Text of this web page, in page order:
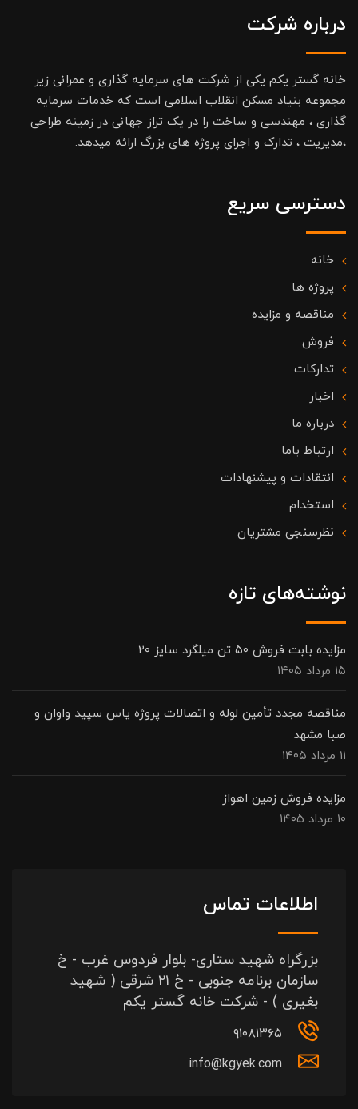
درباره شرکت
خانه گستر یکم یکی از شرکت های سرمایه گذاری و عمرانی زیر
مجموعه بنیاد مسکن انقلاب اسلامی است که خدمات سرمایه
گذاری ، مهندسی و ساخت را در یک تراز جهانی در زمینه طراحی
،مدیریت ، تدارک و اجرای پروژه های بزرگ ارائه میدهد.
دسترسی سریع
خانه
پروژه ها
مناقصه و مزایده
فروش
تدارکات
اخبار
درباره ما
ارتباط باما
انتقادات و پیشنهادات
استخدام
نظرسنجی مشتریان
نوشته‌های تازه
مزایده بابت فروش ۵۰ تن میلگرد سایز ۲۰
۱۵ مرداد ۱۴۰۵
مناقصه مجدد تأمین لوله و اتصالات پروژه یاس سپید واوان و
صبا مشهد
۱۱ مرداد ۱۴۰۵
مزایده فروش زمین اهواز
۱۰ مرداد ۱۴۰۵
اطلاعات تماس
بزرگراه شهید ستاری- بلوار فردوس غرب - خ
سازمان برنامه جنوبی - خ ۲۱ شرقی ( شهید
بغیری ) - شرکت خانه گستر یکم
۹۱۰۸۱۳۶۵
info@kgyek.com